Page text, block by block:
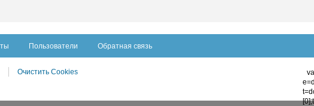
Пользователи Обратная связь
Очистить Cookies